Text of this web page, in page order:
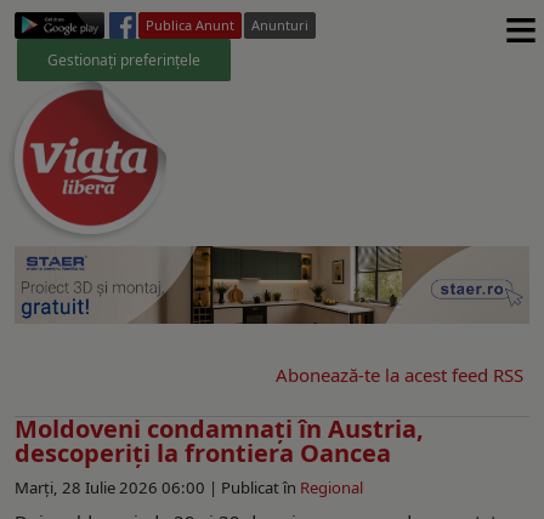
Publica Anunt Anunturi
Gestionați preferințele ≡
Abonează-te la acest feed RSS
Moldoveni condamnați în Austria,
descoperiți la frontiera Oancea
Marți, 28 Iulie 2026 06:00 | Publicat în Regional